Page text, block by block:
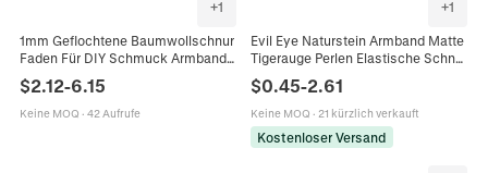
+1
1mm Geflochtene Baumwollschnur
Faden Für DIY Schmuck Armband
Gedrehte Schnur Mit
Aufbewahrungsbox Handgemachte
$2.12-6.15
Keine MOQ · 42 Aufrufe
+1
Evil Eye Naturstein Armband Matte
Tigerauge Perlen Elastische Schnur
Für Männer Accessoires
$0.45-2.61
Keine MOQ · 21 kürzlich verkauft
Kostenloser Versand